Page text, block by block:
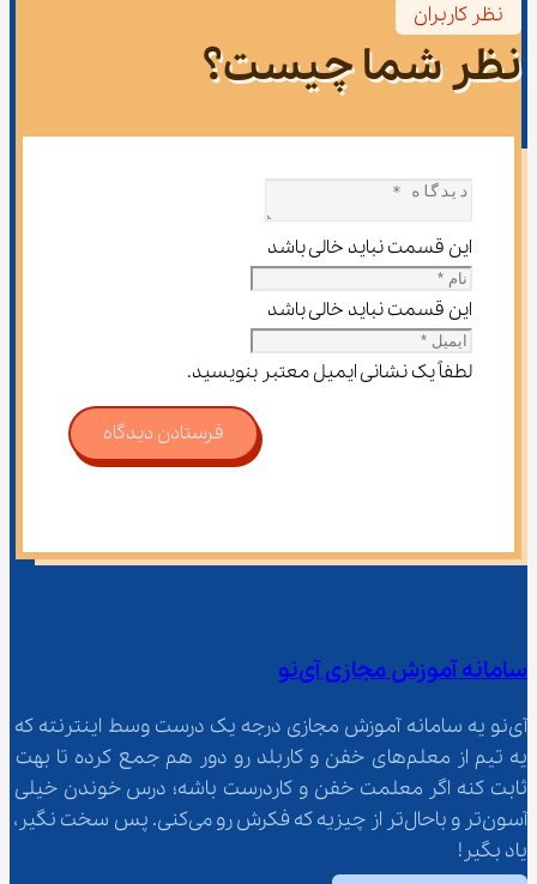
نظر کاربران
نظر شما چیست؟
این قسمت نباید خالی باشد
این قسمت نباید خالی باشد
لطفاً یک نشانی ایمیل معتبر بنویسید.
فرستادن دیدگاه
سامانه آموزش مجازی آی‌نو
آی‌نو یه سامانه آموزش مجازی درجه یک درست وسط اینترنته که
یه تیم از معلم‌‌های خفن و کاربلد رو دور هم جمع کرده تا بهت
ثابت کنه اگر معلمت خفن و کاردرست باشه؛ درس خوندن خیلی
آسون‌تر و باحال‌تر از چیزیه که فکرش رو می‌کنی. پس سخت نگیر،
یاد بگیر!